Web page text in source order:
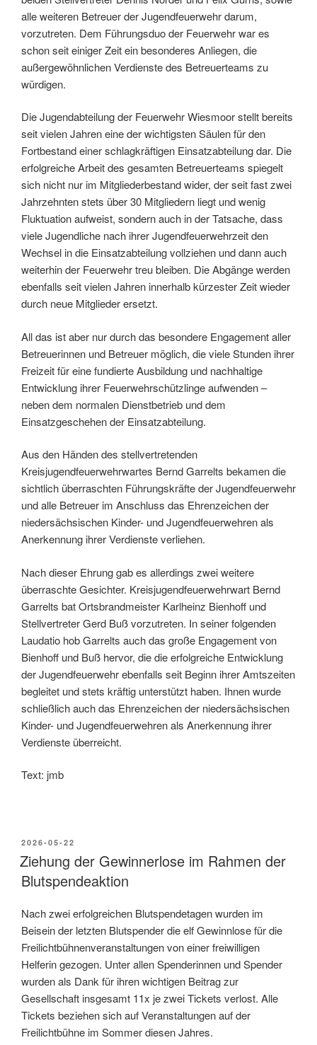
alle weiteren Betreuer der Jugendfeuerwehr darum,
vorzutreten. Dem Führungsduo der Feuerwehr war es
schon seit einiger Zeit ein besonderes Anliegen, die
außergewöhnlichen Verdienste des Betreuerteams zu
würdigen.
Die Jugendabteilung der Feuerwehr Wiesmoor stellt bereits
seit vielen Jahren eine der wichtigsten Säulen für den
Fortbestand einer schlagkräftigen Einsatzabteilung dar. Die
erfolgreiche Arbeit des gesamten Betreuerteams spiegelt
sich nicht nur im Mitgliederbestand wider, der seit fast zwei
Jahrzehnten stets über 30 Mitgliedern liegt und wenig
Fluktuation aufweist, sondern auch in der Tatsache, dass
viele Jugendliche nach ihrer Jugendfeuerwehrzeit den
Wechsel in die Einsatzabteilung vollziehen und dann auch
weiterhin der Feuerwehr treu bleiben. Die Abgänge werden
ebenfalls seit vielen Jahren innerhalb kürzester Zeit wieder
durch neue Mitglieder ersetzt.
All das ist aber nur durch das besondere Engagement aller
Betreuerinnen und Betreuer möglich, die viele Stunden ihrer
Freizeit für eine fundierte Ausbildung und nachhaltige
Entwicklung ihrer Feuerwehrschützlinge aufwenden –
neben dem normalen Dienstbetrieb und dem
Einsatzgeschehen der Einsatzabteilung.
Aus den Händen des stellvertretenden
Kreisjugendfeuerwehrwartes Bernd Garrelts bekamen die
sichtlich überraschten Führungskräfte der Jugendfeuerwehr
und alle Betreuer im Anschluss das Ehrenzeichen der
niedersächsischen Kinder- und Jugendfeuerwehren als
Anerkennung ihrer Verdienste verliehen.
Nach dieser Ehrung gab es allerdings zwei weitere
überraschte Gesichter. Kreisjugendfeuerwehrwart Bernd
Garrelts bat Ortsbrandmeister Karlheinz Bienhoff und
Stellvertreter Gerd Buß vorzutreten. In seiner folgenden
Laudatio hob Garrelts auch das große Engagement von
Bienhoff und Buß hervor, die die erfolgreiche Entwicklung
der Jugendfeuerwehr ebenfalls seit Beginn ihrer Amtszeiten
begleitet und stets kräftig unterstützt haben. Ihnen wurde
schließlich auch das Ehrenzeichen der niedersächsischen
Kinder- und Jugendfeuerwehren als Anerkennung ihrer
Verdienste überreicht.
Text: jmb
2026-05-22
Ziehung der Gewinnerlose im Rahmen der
Blutspendeaktion
Nach zwei erfolgreichen Blutspendetagen wurden im
Beisein der letzten Blutspender die elf Gewinnlose für die
Freilichtbühnenveranstaltungen von einer freiwilligen
Helferin gezogen. Unter allen Spenderinnen und Spender
wurden als Dank für ihren wichtigen Beitrag zur
Gesellschaft insgesamt 11x je zwei Tickets verlost. Alle
Tickets beziehen sich auf Veranstaltungen auf der
Freilichtbühne im Sommer diesen Jahres.